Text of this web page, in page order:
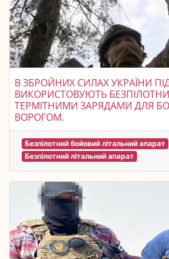
В ЗБРОЙНИХ СИЛАХ УКРАЇНИ
ВИКОРИСТОВУЮТЬ
ТЕРМІТНИМИ ЗАРЯДАМИ ДЛЯ
ВОРОГОМ.
Безпілотний бойовий літальний апарат
Безпілотний літальний апарат